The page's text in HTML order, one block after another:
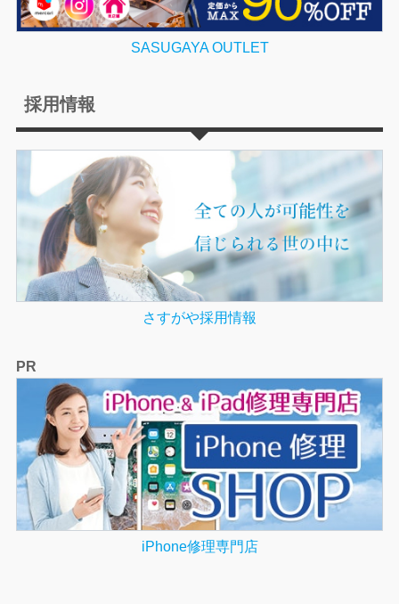
SASUGAYA OUTLET
採用情報
さすがや採用情報
PR
iPhone修理専門店